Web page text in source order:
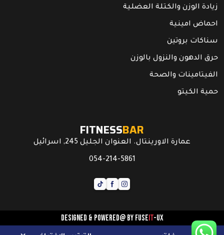
زيادة الوزن والكتلة العضلية
احماض امينية
سناكات بروتين
حرق الدهون والنزول بالوزن
الفيتامينات والصحة
حمية الكيتو
FITNESSBAR
عمارة الاورينتال. العنوان الجليل 245, اسرائيل
054-214-5861
Designed & powered@ by FUSEIT-UX